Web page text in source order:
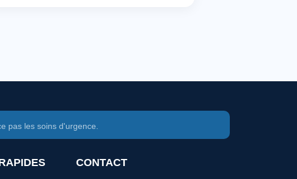
pas les soins d'urgence.
CONTACT